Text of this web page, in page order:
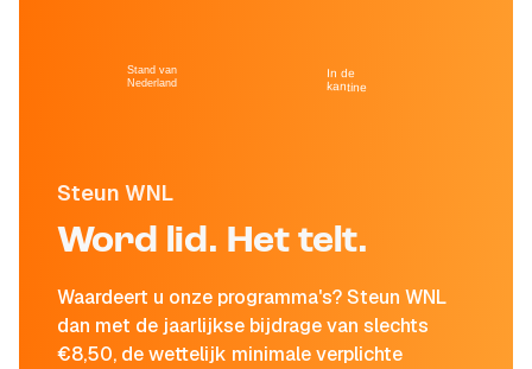
Steun WNL
Word lid. Het telt.
Waardeert u onze programma's? Steun WNL
dan met de jaarlijkse bijdrage van slechts
€8,50, de wettelijk minimale verplichte
Stand van
Nederland
In de
kantine